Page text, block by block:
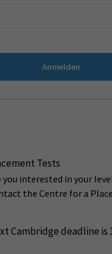
Anmelden
Tests
you interested in your
the Centre for a
Cambridge deadline is